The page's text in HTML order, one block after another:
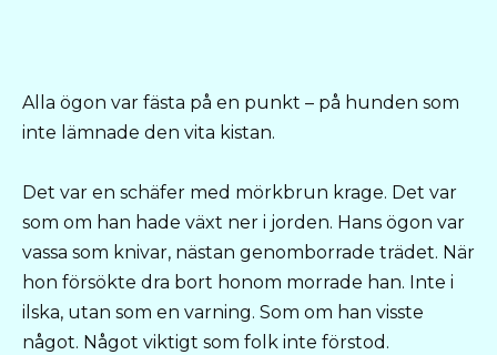
Alla ögon var fästa på en punkt – på hunden som
inte lämnade den vita kistan.
Det var en schäfer med mörkbrun krage. Det var
som om han hade växt ner i jorden. Hans ögon var
vassa som knivar, nästan genomborrade trädet. När
hon försökte dra bort honom morrade han. Inte i
ilska, utan som en varning. Som om han visste
något. Något viktigt som folk inte förstod.